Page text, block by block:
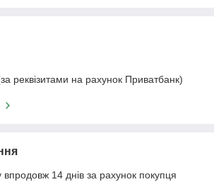
реквізитами на рахунок Приватбанк)
14 днів за рахунок покупця